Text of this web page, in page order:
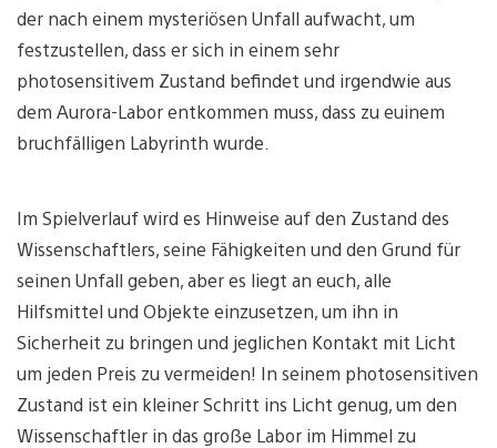
der nach einem mysteriösen Unfall aufwacht, um
festzustellen, dass er sich in einem sehr
photosensitivem Zustand befindet und irgendwie aus
dem Aurora-Labor entkommen muss, dass zu euinem
bruchfälligen Labyrinth wurde.
Im Spielverlauf wird es Hinweise auf den Zustand des
Wissenschaftlers, seine Fähigkeiten und den Grund für
seinen Unfall geben, aber es liegt an euch, alle
Hilfsmittel und Objekte einzusetzen, um ihn in
Sicherheit zu bringen und jeglichen Kontakt mit Licht
um jeden Preis zu vermeiden! In seinem photosensitiven
Zustand ist ein kleiner Schritt ins Licht genug, um den
Wissenschaftler in das große Labor im Himmel zu